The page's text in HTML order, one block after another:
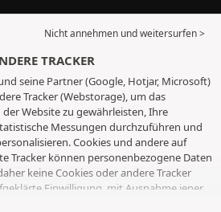
Nicht annehmen und weitersurfen >
TRACKER
und seine Partner (Google, Hotjar, Microsoft)
Tracker (Webstorage), um das
Website zu gewährleisten, Ihre
Messungen durchzuführen und
Cookies und andere auf
Tracker können personenbezogene Daten
keine Cookies oder andere Tracker
Einwilligung, mit Ausnahme jener,